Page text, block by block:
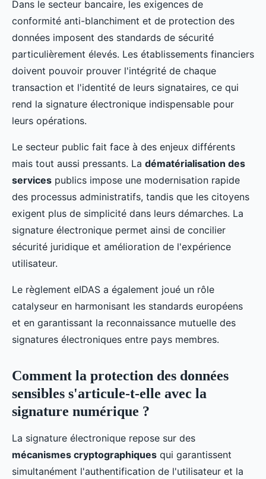
Dans le secteur bancaire, les exigences de
conformité anti-blanchiment et de protection des
données imposent des standards de sécurité
particulièrement élevés. Les établissements financiers
doivent pouvoir prouver l'intégrité de chaque
transaction et l'identité de leurs signataires, ce qui
rend la signature électronique indispensable pour
leurs opérations.
Le secteur public fait face à des enjeux différents
mais tout aussi pressants. La dématérialisation des
services publics impose une modernisation rapide
des processus administratifs, tandis que les citoyens
exigent plus de simplicité dans leurs démarches. La
signature électronique permet ainsi de concilier
sécurité juridique et amélioration de l'expérience
utilisateur.
Le règlement eIDAS a également joué un rôle
catalyseur en harmonisant les standards européens
et en garantissant la reconnaissance mutuelle des
signatures électroniques entre pays membres.
Comment la protection des données
sensibles s'articule-t-elle avec la
signature numérique ?
La signature électronique repose sur des
mécanismes cryptographiques qui garantissent
simultanément l'authentification de l'utilisateur et la